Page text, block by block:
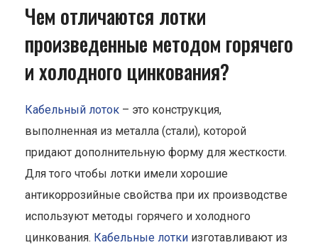
Чем отличаются лотки
произведенные методом горячего
и холодного цинкования?
Кабельный лоток – это конструкция,
выполненная из металла (стали), которой
придают дополнительную форму для жесткости.
Для того чтобы лотки имели хорошие
антикоррозийные свойства при их производстве
используют методы горячего и холодного
цинкования. Кабельные лотки изготавливают из